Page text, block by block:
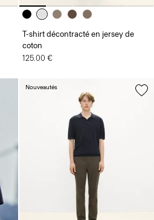
T-shirt décontracté en jersey de
coton
125.00 €
Nouveautés